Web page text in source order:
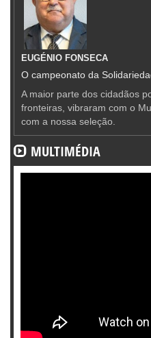
EUGÉNIO FONSECA
O campeonato da
A maior parte dos cidadãos
fronteiras, vibraram com o
com a nossa seleção.
MULTIMÉDIA